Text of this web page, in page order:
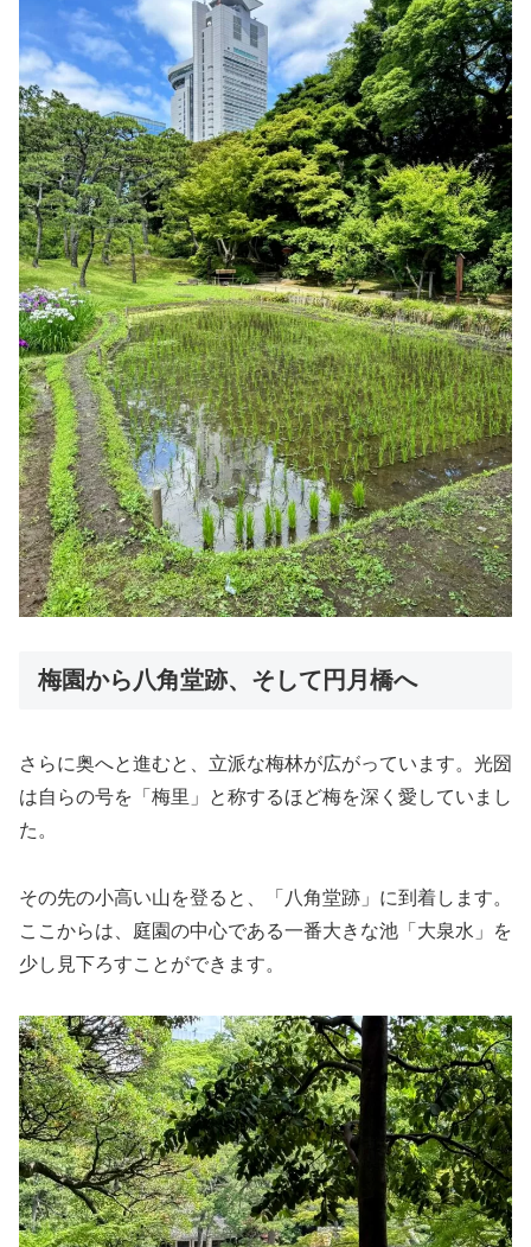
梅園から八角堂跡、そして円月橋へ
さらに奥へと進むと、立派な梅林が広がっています。光圀
は自らの号を「梅里」と称するほど梅を深く愛していまし
た。
その先の小高い山を登ると、「八角堂跡」に到着します。
ここからは、庭園の中心である一番大きな池「大泉水」を
少し見下ろすことができます。